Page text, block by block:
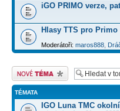
iGO PRIMO verze,
Hlasy TTS pro Primo
Moderátoři: maros888
Odeslat nové téma
TÉMATA
IGO Luna TMC